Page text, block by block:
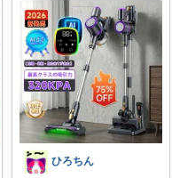
ひろちん